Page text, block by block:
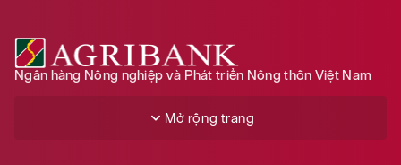
Ngân hàng Nông nghiệp và Phát triển Nông thôn Việt Nam
Mở rộng trang